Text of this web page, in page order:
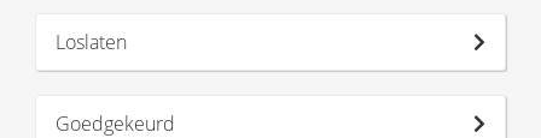
Loslaten
Goedgekeurd